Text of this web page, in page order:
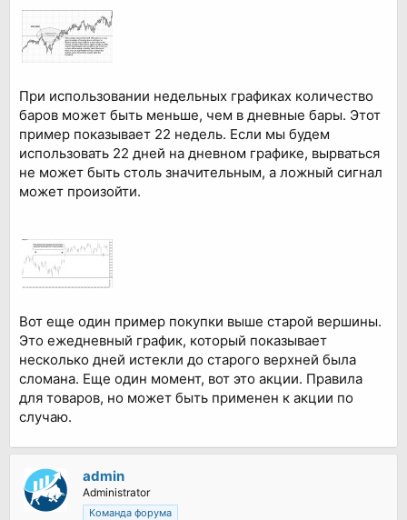
При использовании недельных графиках количество
баров может быть меньше, чем в дневные бары. Этот
пример показывает 22 недель. Если мы будем
использовать 22 дней на дневном графике, вырваться
не может быть столь значительным, а ложный сигнал
может произойти.
Вот еще один пример покупки выше старой вершины.
Это ежедневный график, который показывает
несколько дней истекли до старого верхней была
сломана. Еще один момент, вот это акции. Правила
для товаров, но может быть применен к акции по
случаю.
admin
Administrator
Команда форума